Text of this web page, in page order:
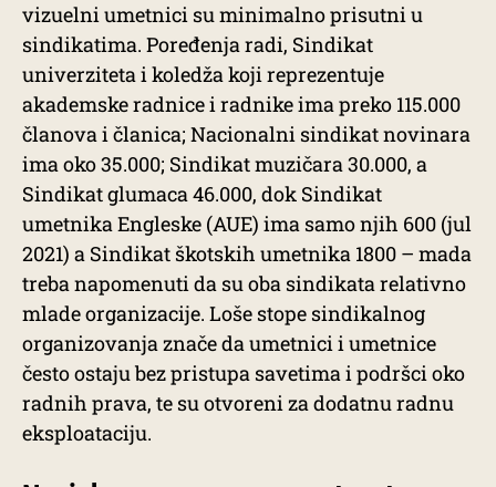
vizuelni umetnici su minimalno prisutni u
sindikatima. Poređenja radi, Sindikat
univerziteta i koledža koji reprezentuje
akademske radnice i radnike ima preko 115.000
članova i članica; Nacionalni sindikat novinara
ima oko 35.000; Sindikat muzičara 30.000, a
Sindikat glumaca 46.000, dok Sindikat
umetnika Engleske (AUE) ima samo njih 600 (jul
2021) a Sindikat škotskih umetnika 1800 – mada
treba napomenuti da su oba sindikata relativno
mlade organizacije. Loše stope sindikalnog
organizovanja znače da umetnici i umetnice
često ostaju bez pristupa savetima i podršci oko
radnih prava, te su otvoreni za dodatnu radnu
eksploataciju.